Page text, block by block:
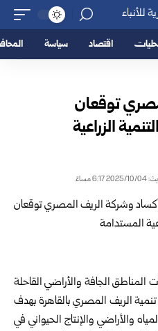
اقتصاد سياسة
توقعان
الزراعية
مساءً
الجافة والأراضي القاحلة
الريف المصري بالقاهرة بهدف
والأراضي والإنتاج الحيواني في